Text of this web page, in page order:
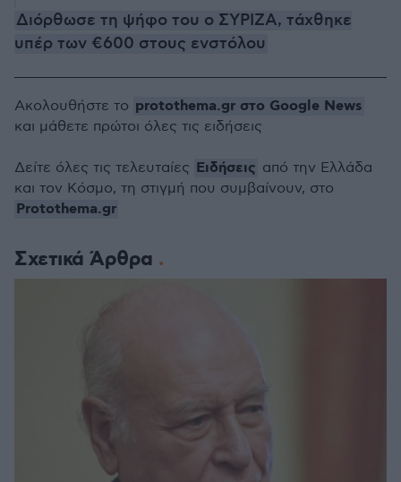
Διόρθωσε τη ψήφο του ο ΣΥΡΙΖΑ, τάχθηκε
υπέρ των €600 στους ενστόλου
Σχετικά Άρθρα
Ακολουθήστε το protothema.gr στο Google News
και μάθετε πρώτοι όλες τις ειδήσεις
Δείτε όλες τις τελευταίες Ειδήσεις από την Ελλάδα
και τον Κόσμο, τη στιγμή που συμβαίνουν, στο
Protothema.gr